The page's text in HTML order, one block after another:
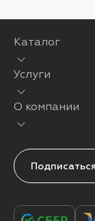
Каталог
Услуги
О компании